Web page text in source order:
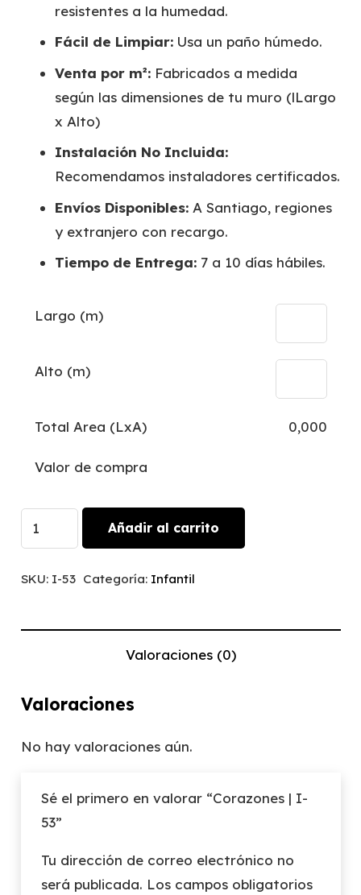
resistentes a la humedad.
Fácil de Limpiar: Usa un paño húmedo.
Venta por m²: Fabricados a medida
según las dimensiones de tu muro (lLargo
x Alto)
Instalación No Incluida:
Recomendamos instaladores certificados.
Envíos Disponibles: A Santiago, regiones
y extranjero con recargo.
Tiempo de Entrega: 7 a 10 días hábiles.
Largo (m)
Alto (m)
Total Area (LxA) 0,000
Valor de compra
|
Añadir al carrito
SKU: I-53 Categoría: Infantil
Valoraciones (0)
Valoraciones
No hay valoraciones aún.
Sé el primero en valorar “Corazones | I-
53”
Tu dirección de correo electrónico no
será publicada. Los campos obligatorios